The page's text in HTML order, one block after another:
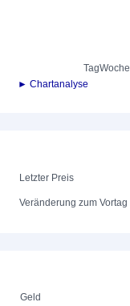
TagWoche
► Chartanalyse
Letzter Preis
Veränderung zum Vortag
Geld